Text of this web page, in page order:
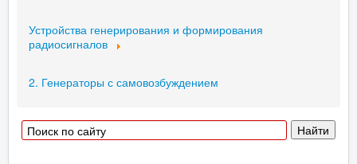
Устройства генерирования и формирования
радиосигналов
2. Генераторы с самовозбуждением